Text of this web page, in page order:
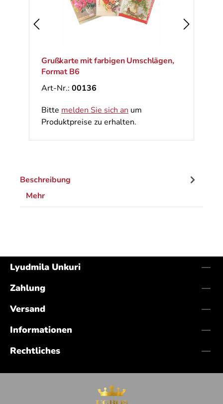
Grußkarte mit farbigen Umschlägen,
Format B6
Art-Nr.: 00136
Bitte melden Sie sich an um
Produktpreise zu erhalten.
Beschreibung
Mehr
Lyudmila Unkuri
Zahlung
Versand
Informationen
Rechtliches